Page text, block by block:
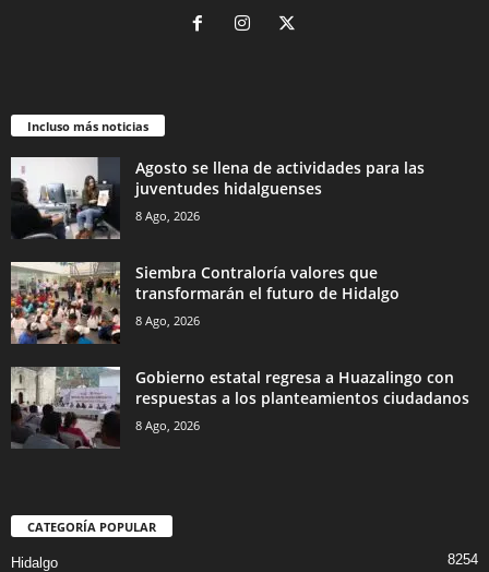
Incluso más noticias
Agosto se llena de actividades para las
juventudes hidalguenses
8 Ago, 2026
Siembra Contraloría valores que
transformarán el futuro de Hidalgo
8 Ago, 2026
Gobierno estatal regresa a Huazalingo con
respuestas a los planteamientos ciudadanos
8 Ago, 2026
CATEGORÍA POPULAR
Hidalgo 8254